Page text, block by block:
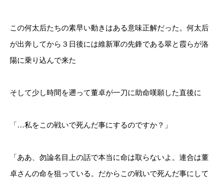
この何太后たちの素早い動きはある意味正解だった。何太后
が出奔してから３日後には維新軍の先鋒である翠と霞らが洛
陽に乗り込んで来た
そして少し時間を遡って董卓が一刀に助命嘆願した直後に
「…私をこの戦いで死んだ事にするのですか？」
「ああ、勿論名目上の話で本当に命は取らないよ。連合は董
卓さんの命を狙っている。だからこの戦いで死んだ事にして